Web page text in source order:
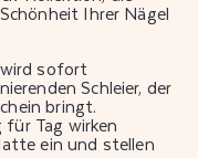
Ihrer Nägel
sofort
Schleier, der
bringt.
für Tag wirken
ein und stellen